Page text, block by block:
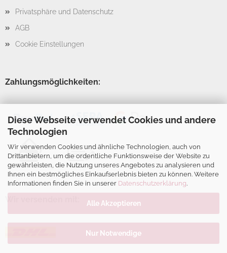
Diese Webseite verwendet Cookies und andere
Technologien
Wir verwenden Cookies und ähnliche Technologien, auch von
Drittanbietern, um die ordentliche Funktionsweise der Website zu
gewährleisten, die Nutzung unseres Angebotes zu analysieren und
Ihnen ein bestmögliches Einkaufserlebnis bieten zu können. Weitere
Informationen finden Sie in unserer Datenschutzerklärung.
Alle Akzeptieren
Nur Notwendige
Privatsphäre und Datenschutz
AGB
Cookie Einstellungen
Zahlungsmöglichkeiten: